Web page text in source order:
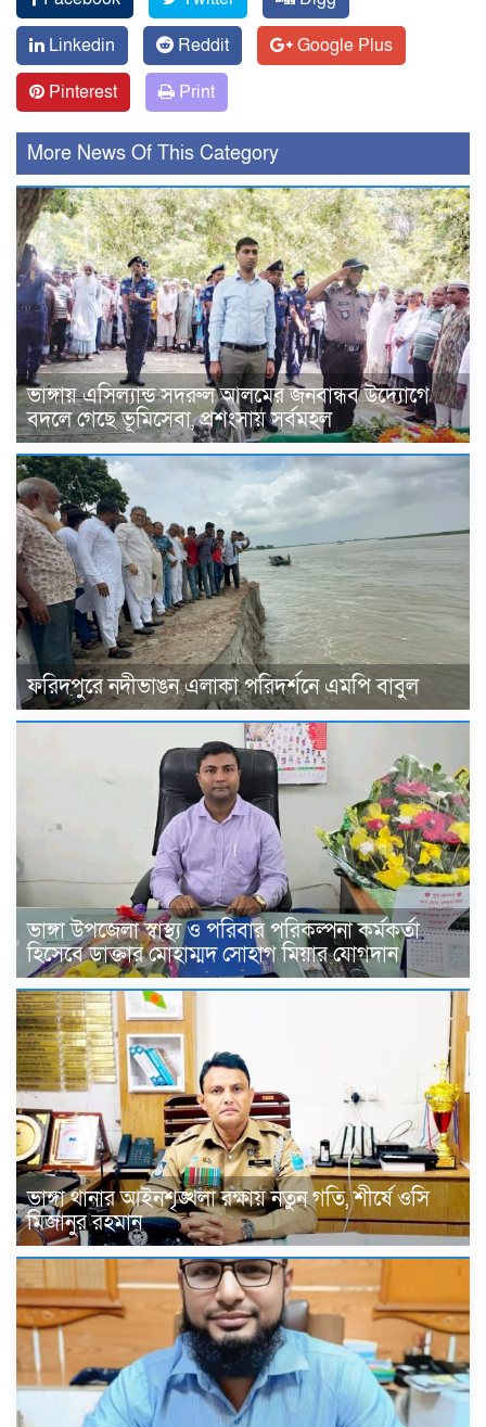
Linkedin
Reddit
Google Plus
Pinterest
Print
More News Of This Category
ভাঙ্গায় এসিল্যান্ড সদরুল আলমের জনবান্ধব উদ্যোগে
বদলে গেছে ভূমিসেবা, প্রশংসায় সর্বমহল
ফরিদপুরে নদীভাঙন এলাকা পরিদর্শনে এমপি বাবুল
ভাঙ্গা উপজেলা স্বাস্থ্য ও পরিবার পরিকল্পনা কর্মকর্তা
হিসেবে ডাক্তার মোহাম্মদ সোহাগ মিয়ার যোগদান
ভাঙ্গা থানার আইনশৃঙ্খলা রক্ষায় নতুন গতি, শীর্ষে ওসি
মিজানুর রহমান